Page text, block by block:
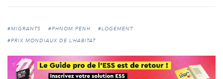
#MIGRANTS #PHNOM PENH
#LOGEMENT
#PRIX MONDIAUX DE L’HABITAT